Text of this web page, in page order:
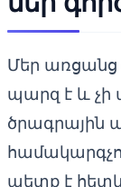
Մեր առցանց
պարզ է և չի
ծրագրային
պետք է